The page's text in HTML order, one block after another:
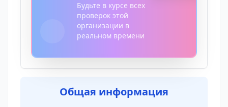
Будьте в курсе всех
проверок этой
организации в
реальном времени
Общая информация